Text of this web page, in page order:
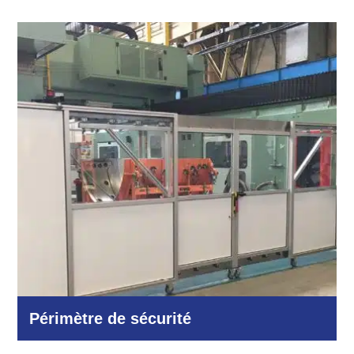
Autres domaines
Périmètre de sécurité